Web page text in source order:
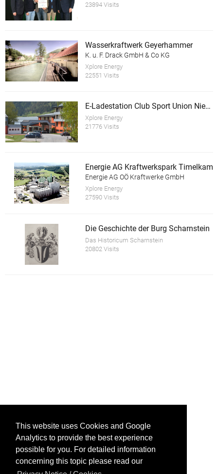
This website uses Cookies and Google
Analytics to provide the best experience
possible for you. For detailed information
concerning this topic please read our
23894 Visits
Wasserkraftwerk Geyerhammer
K. u. F. Drack GmbH & Co KG
Xplore Energy
22551 Visits
E-Ladestation Club Sport Union Niederöblarn
Xplore Energy
21776 Visits
Energie AG Kraftwerkspark Timelkam
Energie AG OÖ Kraftwerke GmbH
Xplore Energy
27590 Visits
Die Geschichte der Burg Scharnstein
Das Historicum Scharnstein
20802 Visits